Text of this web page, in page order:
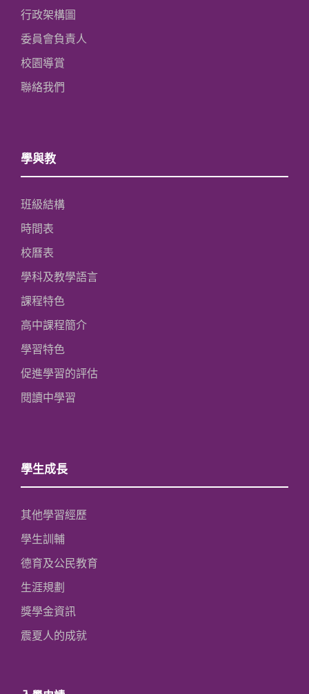
行政架構圖
委員會負責人
校園導賞
聯絡我們
學與教
班級結構
時間表
校曆表
學科及教學語言
課程特色
高中課程簡介
學習特色
促進學習的評估
閱讀中學習
學生成長
其他學習經歷
學生訓輔
德育及公民教育
生涯規劃
獎學金資訊
震夏人的成就